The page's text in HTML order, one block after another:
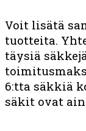
Voit lisätä
tuotteita.
täysiä
6:tta säkkiä
säkit ovat